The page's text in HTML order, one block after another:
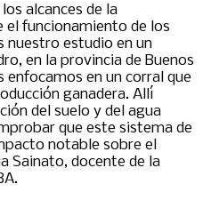
alcances de la
el funcionamiento de los
nuestro estudio en un
en la provincia de Buenos
en un corral que
ganadera. Allí
del suelo y del agua
que este sistema de
notable sobre el
Sainato, docente de la